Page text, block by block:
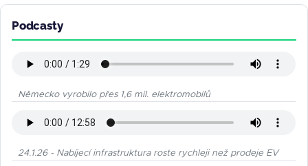
Podcasty
Německo vyrobilo přes 1,6 mil. elektromobilů
24.1.26 - Nabíjecí infrastruktura roste rychleji než prodeje EV